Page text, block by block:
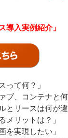
導入実例紹介」
って何？」
ブ、コンテナと何
とリースは何が違
メリットは？」
を実現したい」